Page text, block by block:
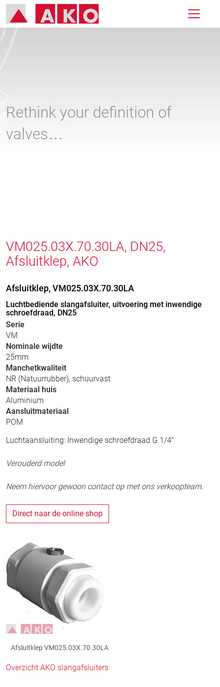
Rethink your definition of
valves…
VM025.03X.70.30LA, DN25,
Afsluitklep, AKO
Afsluitklep, VM025.03X.70.30LA
Luchtbediende slangafsluiter, uitvoering met inwendige
schroefdraad, DN25
Serie
VM
Nominale wijdte
25mm
Manchetkwaliteit
NR (Natuurrubber), schuurvast
Materiaal huis
Aluminium
Aansluitmateriaal
POM
Luchtaansluiting: Inwendige schroefdraad G 1/4"
Verouderd model
Neem hiervoor gewoon contact op met ons verkoopteam.
Direct naar de online shop
Afsluitklep VM025.03X.70.30LA
Overzicht AKO slangafsluiters